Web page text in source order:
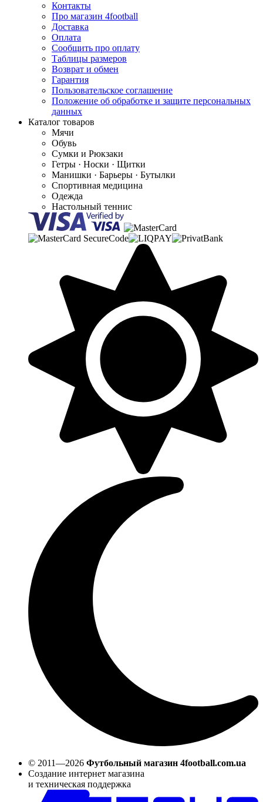
Контакты
Про магазин 4football
Доставка
Оплата
Сообщить про оплату
Таблицы размеров
Возврат и обмен
Гарантия
Пользовательское соглашение
Положение об обработке и защите персональных
данных
Каталог товаров
Мячи
Обувь
Сумки и Рюкзаки
Гетры · Носки · Щитки
Манишки · Барьеры · Бутылки
Спортивная медицина
Одежда
Настольный теннис
© 2011—2026 Футбольный магазин 4football.com.ua
Создание интернет магазина
и техническая поддержка